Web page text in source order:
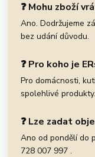
❓ Mohu zboží
Ano. Dodržujeme
bez udání důvodu.
❓ Pro koho je
Pro domácnosti,
spolehlivé produkty.
❓ Lze zadat
Ano od pondělí do
728 007 997 .